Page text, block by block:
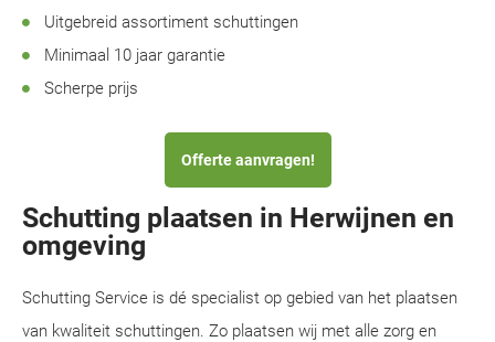
Uitgebreid assortiment schuttingen
Minimaal 10 jaar garantie
Scherpe prijs
Offerte aanvragen!
Schutting plaatsen in Herwijnen en
omgeving
Schutting Service is dé specialist op gebied van het plaatsen
van kwaliteit schuttingen. Zo plaatsen wij met alle zorg en